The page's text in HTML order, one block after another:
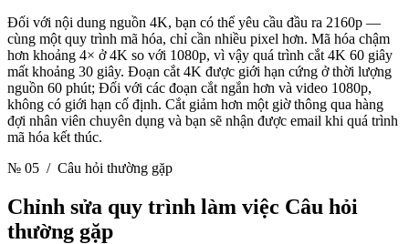
Đối với nội dung nguồn 4K, bạn có thể yêu cầu đầu ra 2160p —
cùng một quy trình mã hóa, chỉ cần nhiều pixel hơn. Mã hóa chậm
hơn khoảng 4× ở 4K so với 1080p, vì vậy quá trình cắt 4K 60 giây
mất khoảng 30 giây. Đoạn cắt 4K được giới hạn cứng ở thời lượng
nguồn 60 phút; Đối với các đoạn cắt ngắn hơn và video 1080p,
không có giới hạn cố định. Cắt giảm hơn một giờ thông qua hàng
đợi nhân viên chuyên dụng và bạn sẽ nhận được email khi quá trình
mã hóa kết thúc.
№ 05 / Câu hỏi thường gặp
Chỉnh sửa quy trình làm việc Câu hỏi
thường gặp